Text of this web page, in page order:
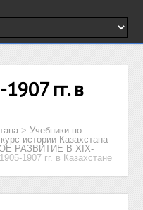
гг. в
>Учебники по
истории Казахстана
РАЗВИТИЕ В ХIХ-
1907 гг. в Казахстане